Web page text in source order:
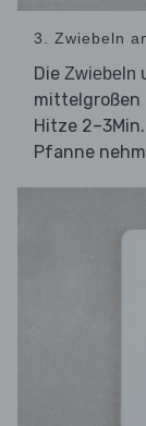
3. Zwiebeln
Die Zwiebeln
mittelgroßen
Hitze
Pfanne